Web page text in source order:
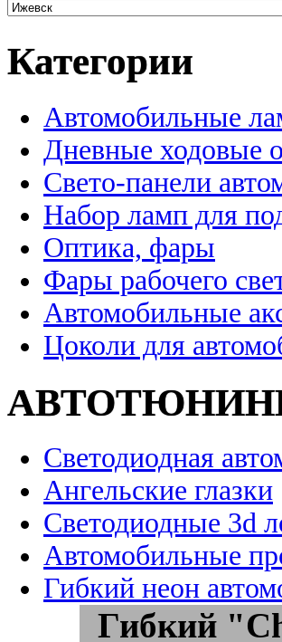
Категории
Автомобильные
Дневные ходовые
Свето-панели
Набор ламп для
Оптика, фары
Фары рабочего
Автомобильные
Цоколи для
Светодиодная
Ангельские глазки
Светодиодные 3d
Автомобильные
Гибкий неон
Гибкий